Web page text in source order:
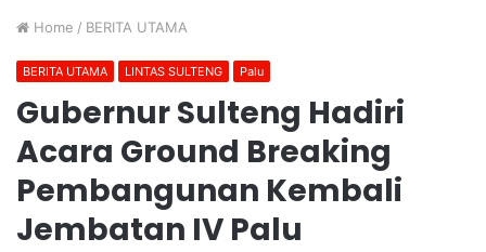
Home / BERITA UTAMA
BERITA UTAMA LINTAS SULTENG Palu
Gubernur Sulteng Hadiri
Acara Ground Breaking
Pembangunan Kembali
Jembatan IV Palu